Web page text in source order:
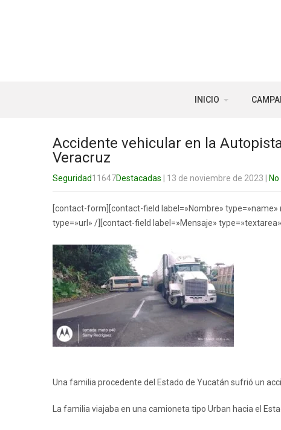
INICIO
Accidente vehicular en la
Veracruz
Seguridad11647Destacadas | 13 de noviembre de 2023
[contact-form][contact-field label=»Nombre»
type=»url» /][contact-field label=»Mensaje»
Una familia procedente del Estado de Yucatán sufrió un
La familia viajaba en una camioneta tipo Urban hacia el